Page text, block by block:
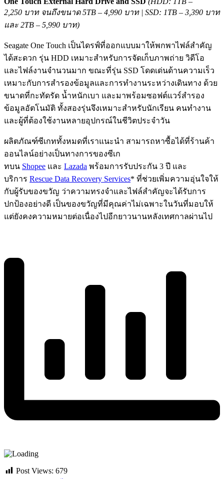
2,250 บาท จนถึงขนาด 5TB – 4,990 บาท | SSD: 1TB – 3,390 บาท
และ 2TB – 5,990 บาท)
Seagate One Touch เป็นไดรฟ์ที่ออกแบบมาให้พกพาไฟล์สำคัญ
ได้สะดวก รุ่น HDD เหมาะสำหรับการจัดเก็บภาพถ่าย วิดีโอ
และไฟล์งานจำนวนมาก ขณะที่รุ่น SSD โดดเด่นด้านความเร็ว
เหมาะกับการสำรองข้อมูลและการทำงานระหว่างเดินทาง ด้วย
ขนาดที่กะทัดรัด น้ำหนักเบา และมาพร้อมซอฟต์แวร์สำรอง
ข้อมูลอัตโนมัติ ทั้งสองรุ่นจึงเหมาะสำหรับนักเรียน คนทำงาน
และผู้ที่ต้องใช้งานหลายอุปกรณ์ในชีวิตประจำวัน
ผลิตภัณฑ์ซีเกททั้งหมดที่เราแนะนำ สามารถหาซื้อได้ที่ร้านค้า
ออนไลน์อย่างเป็นทางการของซีเก
ทบน Shopee และ Lazada พร้อมการรับประกัน 3 ปี และ
บริการ Rescue Data Recovery Services* ที่ช่วยเพิ่มความอุ่นใจให้
กับผู้รับของขวัญ ว่าความทรงจำและไฟล์สำคัญจะได้รับการ
ปกป้องอย่างดี เป็นของขวัญที่มีคุณค่าไม่เฉพาะในวันที่มอบให้
แต่ยังคงความหมายต่อเนื่องไปอีกยาวนานหลังเทศกาลผ่านไป
Post Views: 679